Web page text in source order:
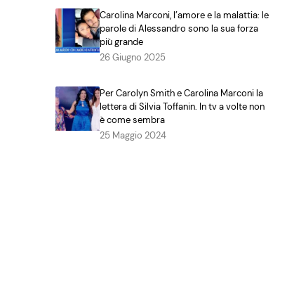
Carolina Marconi, l’amore e la malattia: le
parole di Alessandro sono la sua forza
più grande
26 Giugno 2025
Per Carolyn Smith e Carolina Marconi la
lettera di Silvia Toffanin. In tv a volte non
è come sembra
25 Maggio 2024